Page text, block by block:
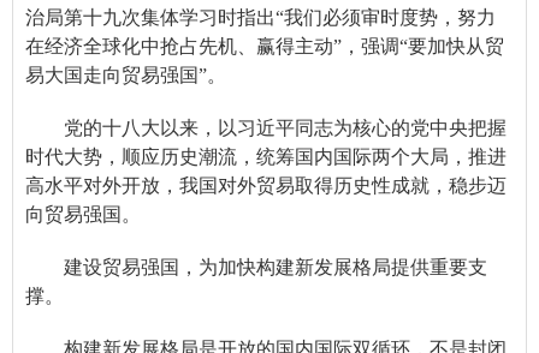
治局第十九次集体学习时指出“我们必须审时度势，努力
在经济全球化中抢占先机、赢得主动”，强调“要加快从贸
易大国走向贸易强国”。
党的十八大以来，以习近平同志为核心的党中央把握
时代大势，顺应历史潮流，统筹国内国际两个大局，推进
高水平对外开放，我国对外贸易取得历史性成就，稳步迈
向贸易强国。
建设贸易强国，为加快构建新发展格局提供重要支
撑。
构建新发展格局是开放的国内国际双循环，不是封闭